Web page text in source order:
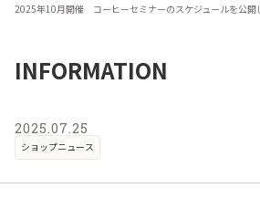
2025年10月開催 コーヒーセミナーのスケジュールを公開
INFORMATION
2025.07.25
ショップニュース